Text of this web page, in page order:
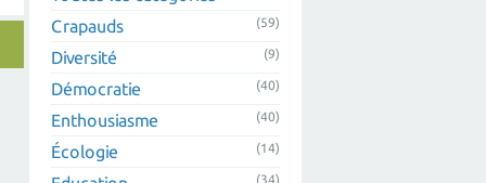
Crapauds
(59)
Diversité (9)
Démocratie (40)
Enthousiasme (40)
Écologie (14)
(34)